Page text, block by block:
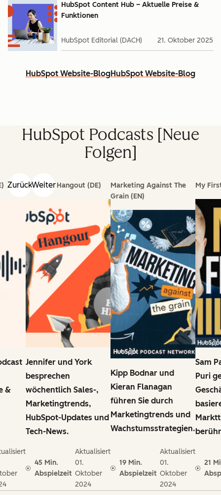
HubSpot Content Hub – Aktuelle Preise &
Funktionen
HubSpot Editorial (DACH) 21. Oktober 2025
HubSpot Website-BlogHubSpot Website-Blog
HubSpot Podcasts [Neue
Folgen]
ZurückWeiter
&
HubSpot Hangout (DE)
Jennifer und York
besprechen
wöchentlich Sales-,
Marketingtrends,
HubSpot-Updates und
Tech-News.
45 Min.
Abspielzeit
Aktualisiert
01.
Oktober
2024
Marketing Against The
Grain (EN)
Kipp Bodnar und
Kieran Flanagan
führen Sie durch
Marketingtrends und
Wachstumsstrategien.
19 Min.
Abspielzeit
Aktualisiert
01.
Oktober
2024
My
Sam
Puri
21